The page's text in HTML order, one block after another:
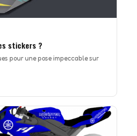
stickers ?
pour une pose impeccable sur